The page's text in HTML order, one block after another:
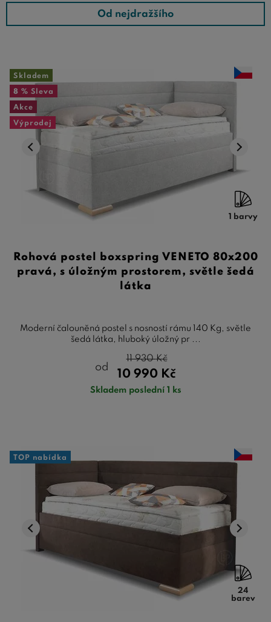
menších místností. Ať už hledáte něco praktického a
úsporného, nebo něco luxusního a elegantního, naše
Od nejdražšího
Skladem
8 % Sleva
Akce
Výprodej
1 barvy
Rohová postel boxspring VENETO 80x200
pravá, s úložným prostorem, světle šedá
látka
Moderní čalouněná postel s nosností rámu 140 Kg, světle
šedá látka, hluboký úložný pr ...
od
10 990 Kč
11 930Kč
Skladem poslední 1 ks
TOP nabídka
24
barev